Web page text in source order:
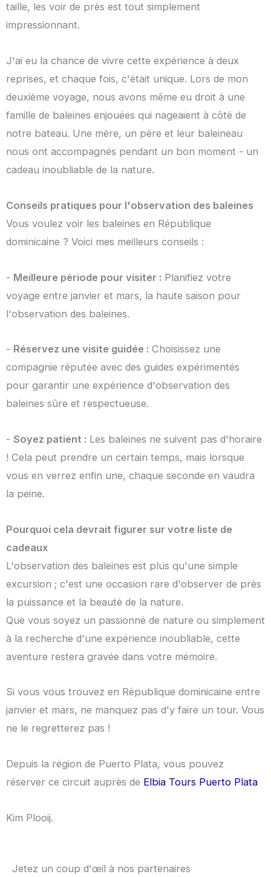
taille, les voir de près est tout simplement
impressionnant.
J'ai eu la chance de vivre cette expérience à deux
reprises, et chaque fois, c'était unique. Lors de mon
deuxième voyage, nous avons même eu droit à une
famille de baleines enjouées qui nageaient à côté de
notre bateau. Une mère, un père et leur baleineau
nous ont accompagnés pendant un bon moment - un
cadeau inoubliable de la nature.
Conseils pratiques pour l'observation des baleines
Vous voulez voir les baleines en République
dominicaine ? Voici mes meilleurs conseils :
- Meilleure période pour visiter : Planifiez votre
voyage entre janvier et mars, la haute saison pour
l'observation des baleines.
- Réservez une visite guidée : Choisissez une
compagnie réputée avec des guides expérimentés
pour garantir une expérience d'observation des
baleines sûre et respectueuse.
- Soyez patient : Les baleines ne suivent pas d'horaire
! Cela peut prendre un certain temps, mais lorsque
vous en verrez enfin une, chaque seconde en vaudra
la peine.
Pourquoi cela devrait figurer sur votre liste de
cadeaux
L'observation des baleines est plus qu'une simple
excursion ; c'est une occasion rare d'observer de près
la puissance et la beauté de la nature.
Que vous soyez un passionné de nature ou simplement
à la recherche d'une expérience inoubliable, cette
aventure restera gravée dans votre mémoire.
Si vous vous trouvez en République dominicaine entre
janvier et mars, ne manquez pas d'y faire un tour. Vous
ne le regretterez pas !
Depuis la région de Puerto Plata, vous pouvez
réserver ce circuit auprès de Elbia Tours Puerto Plata
Kim Plooij.
Jetez un coup d'œil à nos partenaires